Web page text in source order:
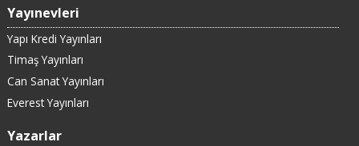
Yayınevleri
Yapı Kredi Yayınları
Timaş Yayınları
Can Sanat Yayınları
Everest Yayınları
Yazarlar